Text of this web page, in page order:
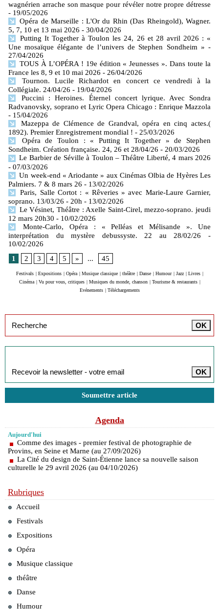
wagnérien arrache son masque pour révéler notre propre détresse
- 19/05/2026
Opéra de Marseille : L'Or du Rhin (Das Rheingold), Wagner.
5, 7, 10 et 13 mai 2026 - 30/04/2026
Putting It Together à Toulon les 24, 26 et 28 avril 2026 : «
Une mosaïque élégante de l’univers de Stephen Sondheim » -
27/04/2026
TOUS À L’OPÉRA ! 19e édition « Jeunesses ». Dans toute la
France les 8, 9 et 10 mai 2026 - 26/04/2026
Tournon. Lucile Richardot en concert ce vendredi à la
Collégiale. 24/04/26 - 19/04/2026
Puccini : Heroines. Éternel concert lyrique. Avec Sondra
Radvanovsky, soprano et Lyric Opera Chicago : Enrique Mazzola
- 15/04/2026
Mazeppa de Clémence de Grandval, opéra en cinq actes.(
1892). Premier Enregistrement mondial ! - 25/03/2026
Opéra de Toulon : « Putting It Together » de Stephen
Sondheim. Création française. 24, 26 et 28/04/26 - 20/03/2026
Le Barbier de Séville à Toulon – Théâtre Liberté, 4 mars 2026
- 07/03/2026
Un week-end « Ariodante » aux Cinémas Olbia de Hyères Les
Palmiers. 7 & 8 mars 26 - 13/02/2026
Paris, Salle Cortot : « Rêveries » avec Marie-Laure Garnier,
soprano. 13/03/26 - 20h - 13/02/2026
Le Vésinet, Théâtre : Axelle Saint-Cirel, mezzo-soprano. jeudi
12 mars 20h30 - 10/02/2026
Monte‑Carlo, Opéra : « Pelléas et Mélisande ». Une
interprétation du mystère debussyste. 22 au 28/02/26
-
10/02/2026
1
2 3 4 5 » ... 45
Festivals | Expositions | Opéra | Musique classique | théâtre | Danse | Humour | Jazz | Livres |
Cinéma | Vu pour vous, critiques | Musiques du monde, chanson | Tourisme & restaurants |
Evénements | Téléchargements
Soumettre article
Agenda
Aujourd'hui
Comme des images - premier festival de photographie de
Provins, en Seine et Marne (au 27/09/2026)
La Cité du design de Saint-Étienne lance sa nouvelle saison
culturelle le 29 avril 2026 (au 04/10/2026)
Rubriques
Accueil
Festivals
Expositions
Opéra
Musique classique
théâtre
Danse
Humour